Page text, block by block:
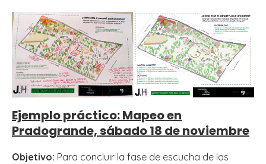
Ejemplo práctico: Mapeo en
Pradogrande, sábado 18 de noviembre
Objetivo: Para concluir la fase de escucha de las